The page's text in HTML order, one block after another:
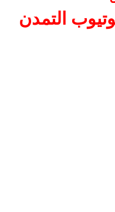
التمدن